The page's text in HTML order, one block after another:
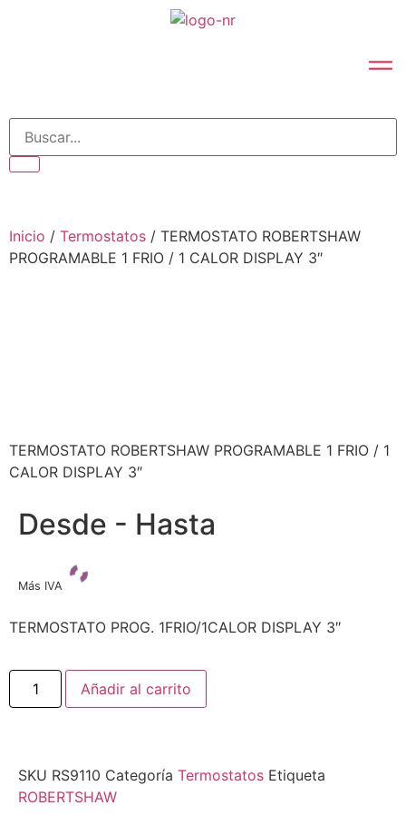
Inicio / Termostatos / TERMOSTATO ROBERTSHAW
PROGRAMABLE 1 FRIO / 1 CALOR DISPLAY 3″
TERMOSTATO ROBERTSHAW PROGRAMABLE 1 FRIO / 1
CALOR DISPLAY 3″
Desde - Hasta
Más IVA
TERMOSTATO PROG. 1FRIO/1CALOR DISPLAY 3″
Añadir al carrito
SKU RS9110 Categoría Termostatos Etiqueta
ROBERTSHAW